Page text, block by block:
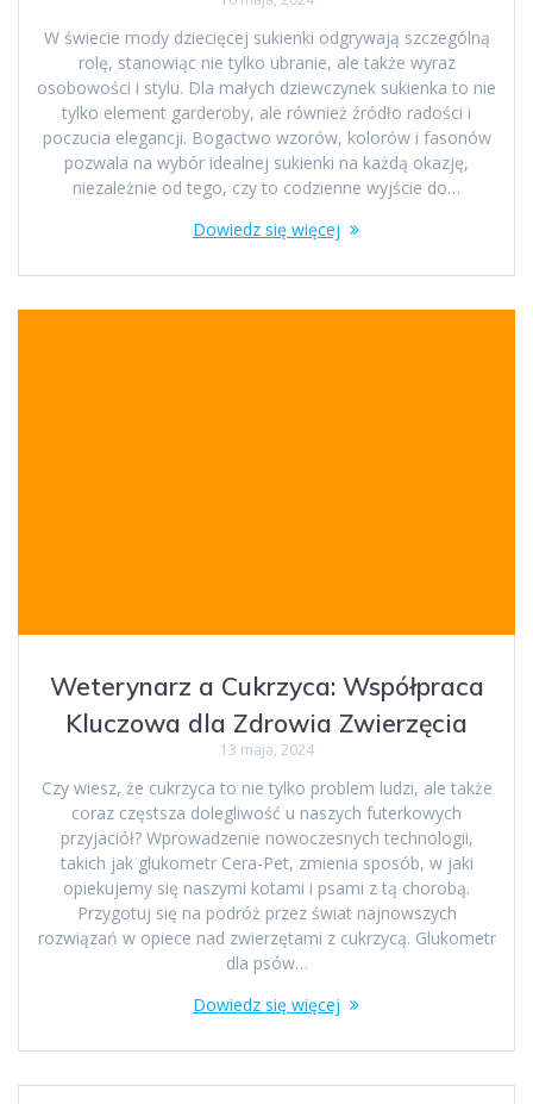
W świecie mody dziecięcej sukienki odgrywają szczególną
rolę, stanowiąc nie tylko ubranie, ale także wyraz
osobowości i stylu. Dla małych dziewczynek sukienka to nie
tylko element garderoby, ale również źródło radości i
poczucia elegancji. Bogactwo wzorów, kolorów i fasonów
pozwala na wybór idealnej sukienki na każdą okazję,
niezależnie od tego, czy to codzienne wyjście do…
Dowiedz się więcej
Weterynarz a Cukrzyca: Współpraca
Kluczowa dla Zdrowia Zwierzęcia
13 maja, 2024
Czy wiesz, że cukrzyca to nie tylko problem ludzi, ale także
coraz częstsza dolegliwość u naszych futerkowych
przyjaciół? Wprowadzenie nowoczesnych technologii,
takich jak glukometr Cera-Pet, zmienia sposób, w jaki
opiekujemy się naszymi kotami i psami z tą chorobą.
Przygotuj się na podróż przez świat najnowszych
rozwiązań w opiece nad zwierzętami z cukrzycą. Glukometr
dla psów…
Dowiedz się więcej